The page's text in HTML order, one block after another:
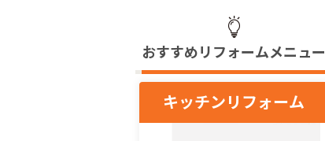
おすすめリフォームメニュー
キッチンリフォーム